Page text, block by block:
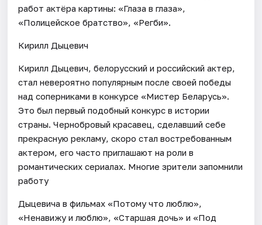
работ актёра картины: «Глаза в глаза»,
«Полицейское братство», «Регби».
Кирилл Дыцевич
Кирилл Дыцевич, белорусский и российский актер,
стал невероятно популярным после своей победы
над соперниками в конкурсе «Мистер Беларусь».
Это был первый подобный конкурс в истории
страны. Чернобровый красавец, сделавший себе
прекрасную рекламу, скоро стал востребованным
актером, его часто приглашают на роли в
романтических сериалах. Многие зрители запомнили
работу
Дыцевича в фильмах «Потому что люблю»,
«Ненавижу и люблю», «Старшая дочь» и «Под